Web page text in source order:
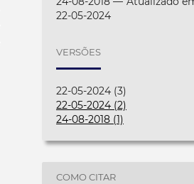
22-05-2024
VERSÕES
22-05-2024 (3)
22-05-2024 (2)
24-08-2018 (1)
COMO CITAR